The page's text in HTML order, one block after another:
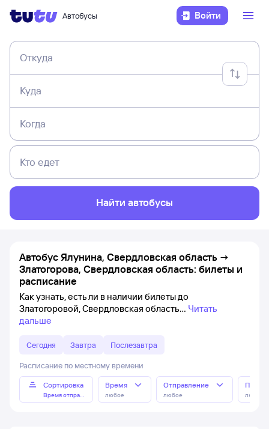
Автобусы Войти
Откуда
Куда
Когда
Кто едет
Найти автобусы
Автобус Ялунина, Свердловская область →
Златогорова, Свердловская область: билеты и
расписание
Как узнать, есть ли в наличии билеты до
Златогоровой, Свердловская область
Читать
дальше
Сегодня Завтра Послезавтра
Расписание по местному времени
Сортировка
Время отправления
Время
любое
Отправление
любое любое